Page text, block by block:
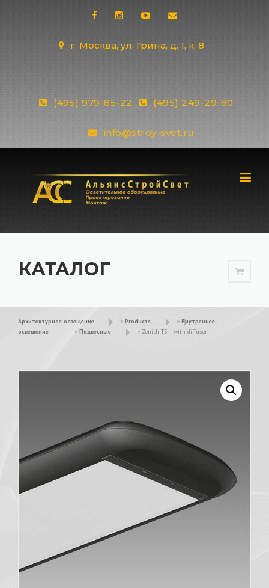
г. Москва, ул. Грина, д. 1, к. 8
(495) 979-85-22 (495) 249-29-80
info@stroy-svet.ru
КАТАЛОГ
Архитектурное освещение > Products > Внутреннее
освещение
> Подвесные > Zenith T5 – with diffuser